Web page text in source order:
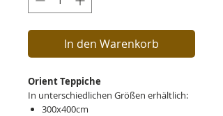
In den Warenkorb
Orient Teppiche
In unterschiedlichen Größen erhältlich:
300x400cm